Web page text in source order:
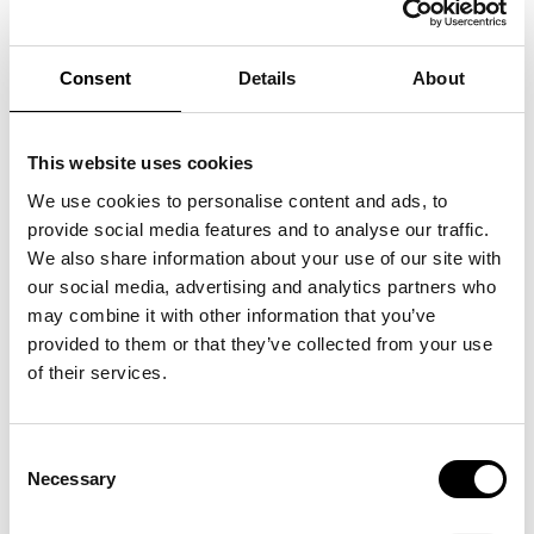
Consent Details About
This website uses cookies
We use cookies to personalise content and ads, to
provide social media features and to analyse our traffic.
We also share information about your use of our site with
our social media, advertising and analytics partners who
may combine it with other information that you’ve
provided to them or that they’ve collected from your use
of their services.
Selection
Necessary
hvilket er tydeligt i hendes malerier, der ofte skælver med
angst, flyder ud i forvildelse eller emmer af melankoli.